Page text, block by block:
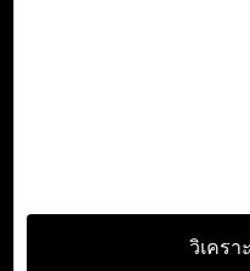
วิเครา